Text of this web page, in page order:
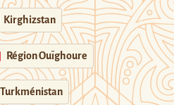
Kirghizstan
Région Ouïghoure
Turkménistan